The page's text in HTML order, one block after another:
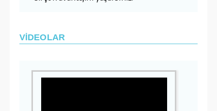
VİDEOLAR